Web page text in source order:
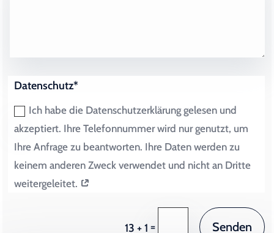
Datenschutz*
Ich habe die Datenschutzerklärung gelesen und
akzeptiert. Ihre Telefonnummer wird nur genutzt, um
Ihre Anfrage zu beantworten. Ihre Daten werden zu
keinem anderen Zweck verwendet und nicht an Dritte
weitergeleitet.
13 + 1 = Senden